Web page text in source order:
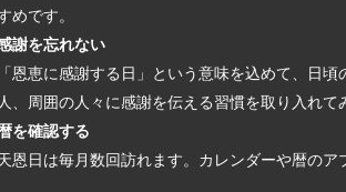
めです。
謝を忘れない
「恩恵に感謝する日」という意味を込めて、日
人、周囲の人々に感謝を伝える習慣を取り入れて
を確認する
恩日は毎月数回訪れます。カレンダーや暦のア